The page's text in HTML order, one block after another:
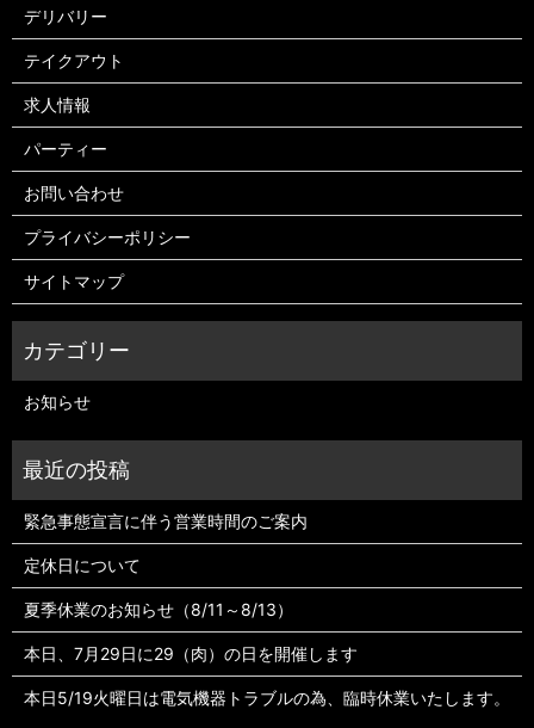
デリバリー
テイクアウト
求人情報
パーティー
お問い合わせ
プライバシーポリシー
サイトマップ
お知らせ
緊急事態宣言に伴う営業時間のご案内
定休日について
夏季休業のお知らせ（8/11～8/13）
本日、7月29日に29（肉）の日を開催します
本日5/19火曜日は電気機器トラブルの為、臨時休業いたします。